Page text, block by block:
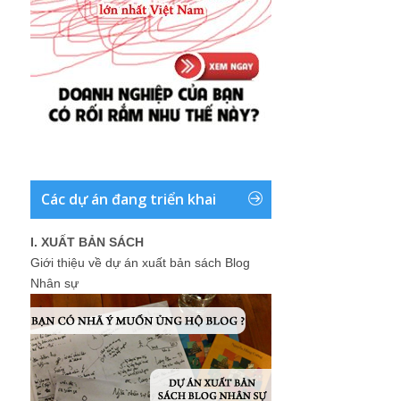
Các dự án đang triển khai
I. XUẤT BẢN SÁCH
Giới thiệu về dự án xuất bản sách Blog
Nhân sự